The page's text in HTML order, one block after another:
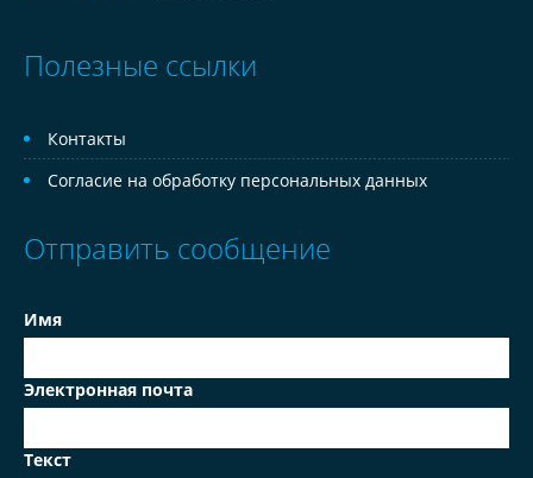
Полезные ссылки
Контакты
Согласие на обработку персональных данных
Отправить сообщение
Имя
Электронная почта
Текст